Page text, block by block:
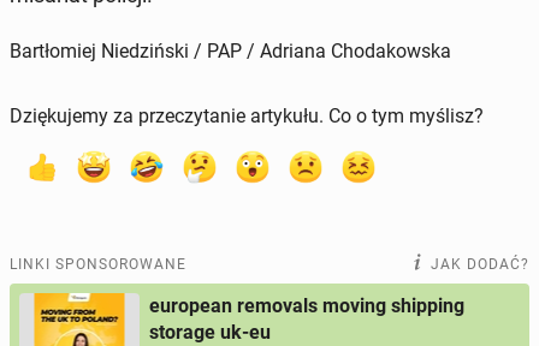
Bartłomiej Niedziński / PAP / Adriana Chodakowska
Dziękujemy za przeczytanie artykułu. Co o tym myślisz?
LINKI SPONSOROWANE JAK DODAĆ?
european removals moving shipping
storage uk-eu